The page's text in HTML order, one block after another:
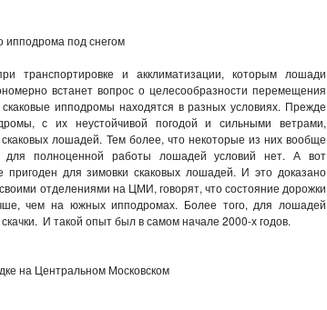
ипподрома под снегом
транспортировке и акклиматизации, которым лошади
встанет вопрос о целесообразности перемещения
ипподромы находятся в разных условиях. Прежде
с их неустойчивой погодой и сильными ветрами,
лошадей. Тем более, что некоторые из них вообще
для полноценной работы лошадей условий нет. А вот
для зимовки скаковых лошадей. И это доказано
отделениями на ЦМИ, говорят, что состояние дорожки
чем на южных ипподромах. Более того, для лошадей
И такой опыт был в самом начале 2000-х годов.
на Центральном Московском